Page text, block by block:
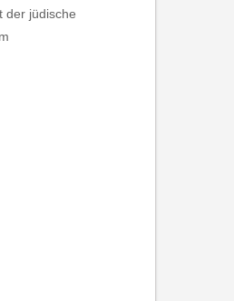
der jüdische